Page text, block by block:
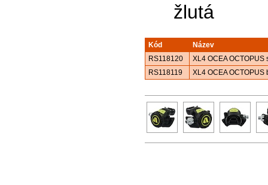
žlutá
Kód
Název
RS118120
XL4 OCEA OCTOPUS
RS118119
XL4 OCEA OCTOPUS